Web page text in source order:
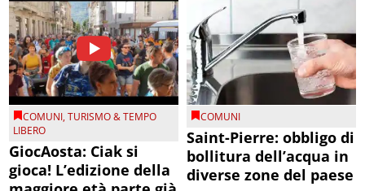
COMUNI,TURISMO & TEMPO
LIBERO
GiocAosta: Ciak si
gioca! L’edizione della
COMUNI
Saint-Pierre: obbligo di
bollitura dell’acqua in
diverse zone del paese